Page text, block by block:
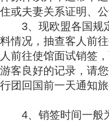
住或夫妻关系证明、
3、现欧盟各国规定
料情况，抽查客人前
人前往使馆面试销签
游客良好的记录，请
行团回国前一天通知
4、销签时间一般